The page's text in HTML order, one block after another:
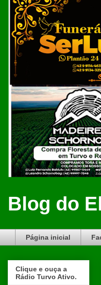
Blog do
Página inicial
Clique e ouça a
Rádio Turvo Ativo.